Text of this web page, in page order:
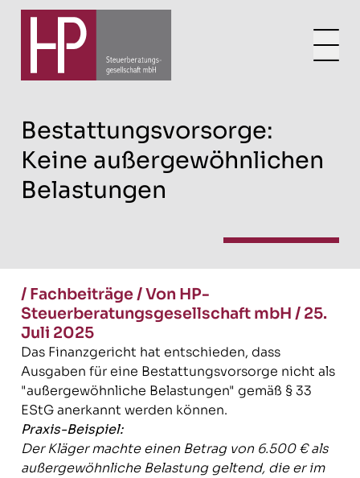
Bestattungsvorsorge:
Keine außergewöhnlichen
Belastungen
/ Fachbeiträge/Von HP-
Steuerberatungsgesellschaft mbH / 25.
Juli 2025
Das Finanzgericht hat entschieden, dass
Ausgaben für eine Bestattungs­vorsorge nicht als
"außergewöhnliche Belastungen" gemäß § 33
EStG anerkannt werden können.
Praxis-Beispiel:
Der Kläger machte einen Betrag von 6.500 € als
außer­gewöhnliche Belastung geltend, die er im